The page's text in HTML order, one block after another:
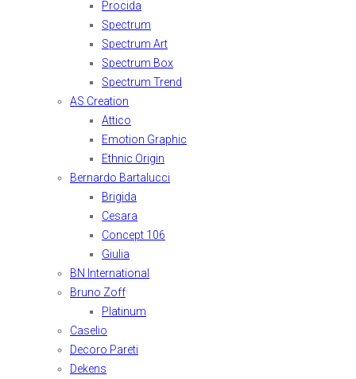
Procida
Spectrum
Spectrum Art
Spectrum Box
Spectrum Trend
AS Creation
Attico
Emotion Graphic
Ethnic Origin
Bernardo Bartalucci
Brigida
Cesara
Concept 106
Giulia
BN International
Bruno Zoff
Platinum
Caselio
Decoro Pareti
Dekens